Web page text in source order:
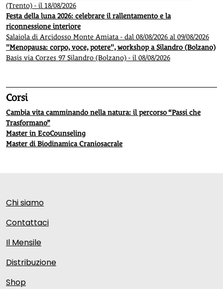
(Trento) - il 18/08/2026
Festa della luna 2026: celebrare il rallentamento e la
riconnessione interiore
Salaiola di Arcidosso Monte Amiata - dal 08/08/2026 al 09/08/2026
"Menopausa: corpo, voce, potere", workshop a Silandro (Bolzano)
Basis via Corzes 97 Silandro (Bolzano) - il 08/08/2026
Corsi
Cambia vita camminando nella natura: il percorso “Passi che
Trasformano”
Master in EcoCounseling
Master di Biodinamica Craniosacrale
Chi siamo
Contattaci
Il Mensile
Distribuzione
Shop